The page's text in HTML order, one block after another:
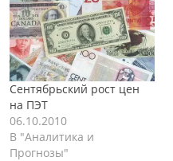
на этом рост стоимости
не остановился, цена
возросла до 100 евро за
тонну, благодаря
увеличению разрыва
между отпускными
ценами и стоимостью…
Сентябрьский рост цен
на ПЭТ
06.10.2010
В "Аналитика и
Прогнозы"